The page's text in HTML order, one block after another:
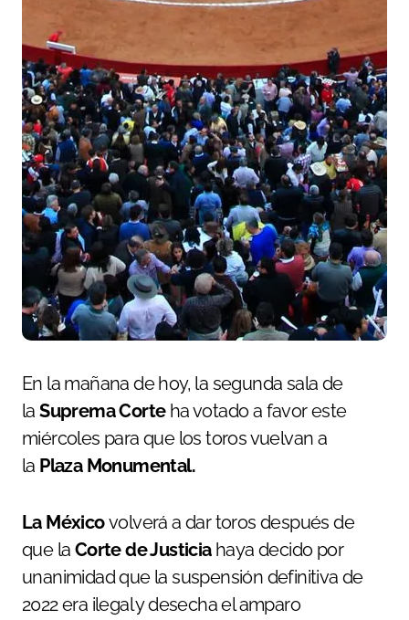
En la mañana de hoy, la segunda sala de
la Suprema Corteha votado a favor este
miércoles para que los toros vuelvan a
la Plaza Monumental.
La Méxicovolverá a dar toros después de
que la Corte de Justiciahaya decido por
unanimidad que la suspensión definitiva de
2022 era ilegal y desecha el amparo